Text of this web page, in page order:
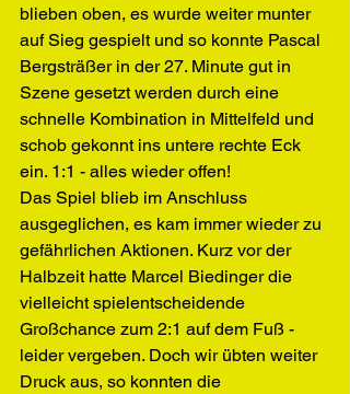
blieben oben, es wurde weiter munter
auf Sieg gespielt und so konnte Pascal
Bergsträßer in der 27. Minute gut in
Szene gesetzt werden durch eine
schnelle Kombination in Mittelfeld und
schob gekonnt ins untere rechte Eck
ein. 1:1 - alles wieder offen!
Das Spiel blieb im Anschluss
ausgeglichen, es kam immer wieder zu
gefährlichen Aktionen. Kurz vor der
Halbzeit hatte Marcel Biedinger die
vielleicht spielentscheidende
Großchance zum 2:1 auf dem Fuß -
leider vergeben. Doch wir übten weiter
Druck aus, so konnten die